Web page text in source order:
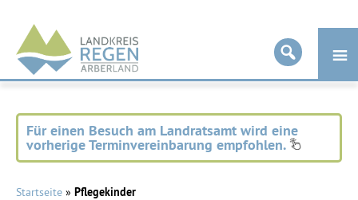
Landkreis
Regen
Für einen Besuch am Landratsamt wird eine
vorherige Terminvereinbarung empfohlen.
Startseite » Pflegekinder